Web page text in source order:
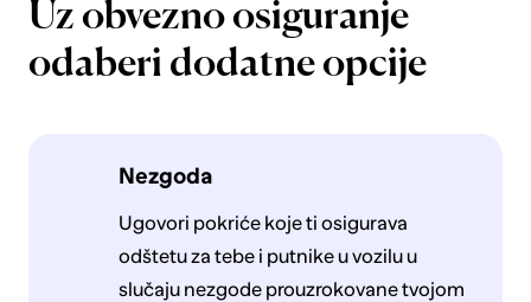
Uz obvezno osiguranje
odaberi dodatne opcije
Nezgoda
Ugovori pokriće koje ti osigurava
odštetu za tebe i putnike u vozilu u
slučaju nezgode prouzrokovane tvojom